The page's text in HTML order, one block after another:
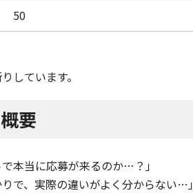
50
しています。
要
で本当に応募が来るのか…？」
りで、実際の違いがよく分からない…」